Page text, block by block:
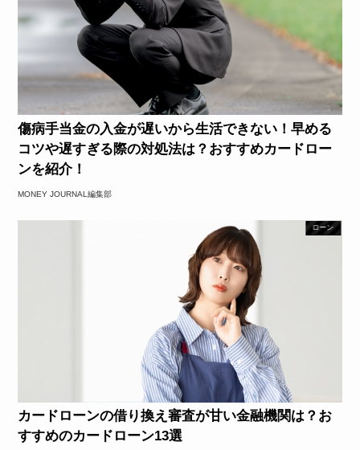
傷病手当金の入金が遅いから生活できない！早める
コツや遅すぎる際の対処法は？おすすめカードロー
ンを紹介！
MONEY JOURNAL編集部
ローン
カードローンの借り換え審査が甘い金融機関は？お
すすめのカードローン13選